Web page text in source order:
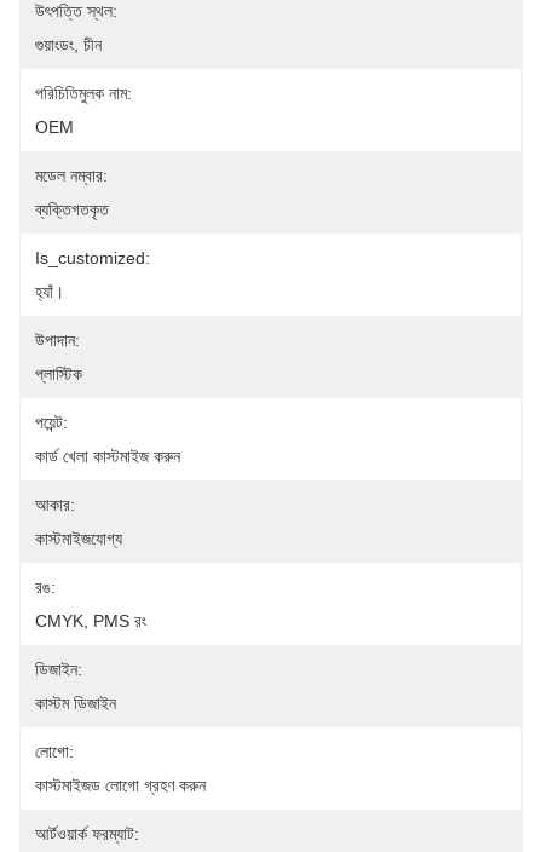
উৎপত্তি স্থল:
গুয়াংডং, চীন
পরিচিতিমুলক নাম:
OEM
মডেল নম্বার:
ব্যক্তিগতকৃত
Is_customized:
হ্যাঁ।
উপাদান:
প্লাস্টিক
পয়েন্ট:
কার্ড খেলা কাস্টমাইজ করুন
আকার:
কাস্টমাইজযোগ্য
রঙ:
CMYK, PMS রং
ডিজাইন:
কাস্টম ডিজাইন
লোগো:
কাস্টমাইজড লোগো গ্রহণ করুন
আর্টওয়ার্ক ফরম্যাট: